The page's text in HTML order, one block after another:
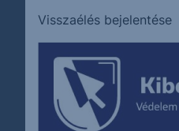
Visszaélés bejelentése